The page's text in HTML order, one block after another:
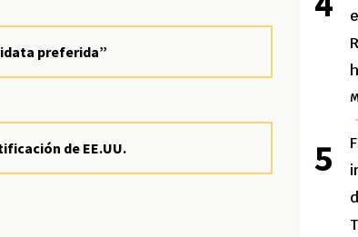
preferida”
de EE.UU.